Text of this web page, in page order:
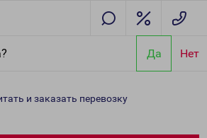
Да Нет
и заказать перевозку